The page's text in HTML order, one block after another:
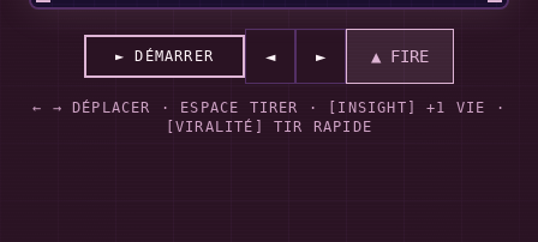
► DÉMARRER ◄ ► ▲ FIRE
← → DÉPLACER · ESPACE TIRER · [INSIGHT] +1 VIE ·
[VIRALITÉ] TIR RAPIDE